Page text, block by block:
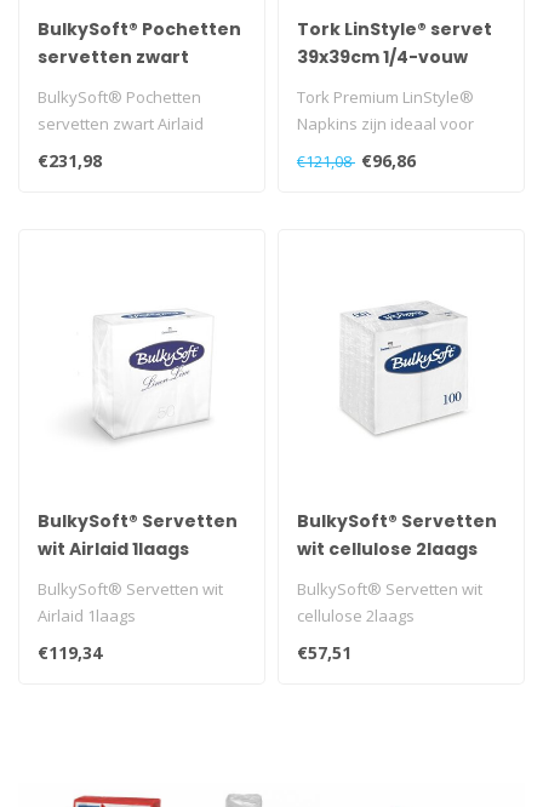
BulkySoft® Pochetten
servetten zwart
Airlaid 1laags
BulkySoft® Pochetten
servetten zwart Airlaid
1laags
€231,98
Tork LinStyle® servet
39x39cm 1/4-vouw
biscuit 12x50
Tork Premium LinStyle®
Napkins zijn ideaal voor
fullservice-restaurants,
waar k..
€121,08 €96,86
BulkySoft® Servetten
wit Airlaid 1laags
BulkySoft® Servetten wit
Airlaid 1laags
€119,34
BulkySoft® Servetten
wit cellulose 2laags
BulkySoft® Servetten wit
cellulose 2laags
€57,51